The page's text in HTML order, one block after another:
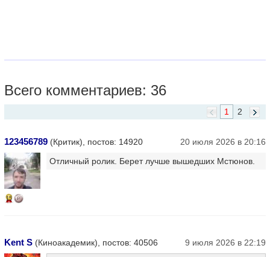
Всего комментариев: 36
2
1
123456789 (Критик), постов: 14920 20 июля 2026 в 20:16
15
Отличный ролик. Берет лучше вышедших Мстюнов.
Kent S (Киноакадемик), постов: 40506 9 июля 2026 в 22:19